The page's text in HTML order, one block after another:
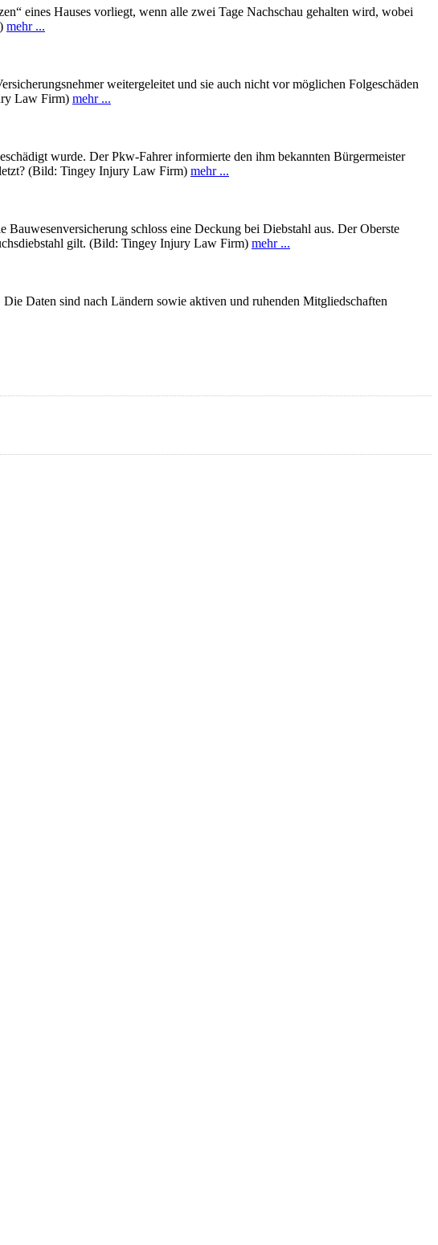
eines Hauses vorliegt, wenn alle zwei Tage Nachschau gehalten wird, wobei
mehr ...
weitergeleitet und sie auch nicht vor möglichen Folgeschäden
Law Firm) mehr ...
wurde. Der Pkw-Fahrer informierte den ihm bekannten Bürgermeister
(Bild: Tingey Injury Law Firm) mehr ...
schloss eine Deckung bei Diebstahl aus. Der Oberste
gilt. (Bild: Tingey Injury Law Firm) mehr ...
Daten sind nach Ländern sowie aktiven und ruhenden Mitgliedschaften